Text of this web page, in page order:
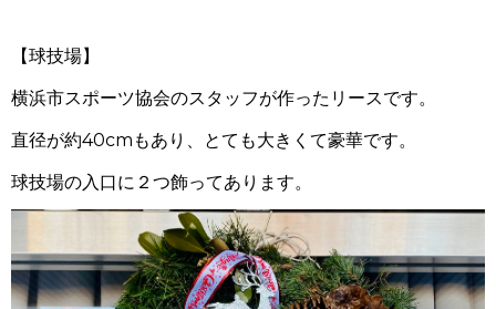
【球技場】
横浜市スポーツ協会のスタッフが作ったリースです。
直径が約40cm もあり、とても大きくて豪華です。
球技場の入口に２つ飾ってあります。